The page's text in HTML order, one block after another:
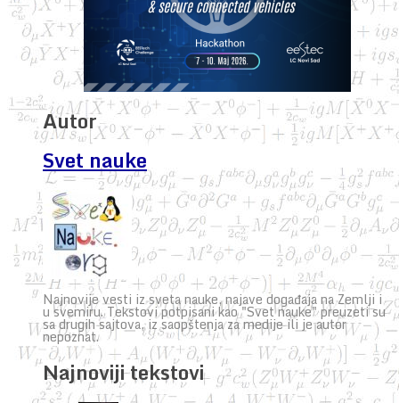
Autor
Svet nauke
Najnovije vesti iz sveta nauke, najave događaja na Zemlji i
u svemiru. Tekstovi potpisani kao "Svet nauke" preuzeti su
sa drugih sajtova, iz saopštenja za medije ili je autor
nepoznat.
Najnoviji tekstovi